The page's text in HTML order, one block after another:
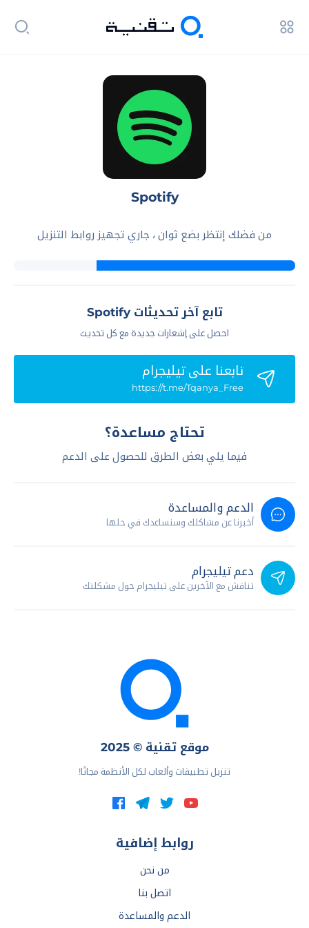
Spotify
من فضلك إنتظر بضع ثوان ، جاري تجهيز روابط التنزيل
تابع آخر تحديثات Spotify
احصل على إشعارات جديدة مع كل تحديث
تابعنا علي تيليجرام
https://t.me/Tqanya_Free
تحتاج مساعدة؟
فيما يلي بعض الطرق للحصول على الدعم
الدعم والمساعدة
أخبرنا عن مشاكلك وسنساعدك في حلها
دعم تيليجرام
تناقش مع الآخرين على تيليجرام حول مشكلتك
موقع تقنية © 2025
تنزيل تطبيقات وألعاب لكل الأنظمة مجانًا!
روابط إضافية
من نحن
اتصل بنا
الدعم والمساعدة